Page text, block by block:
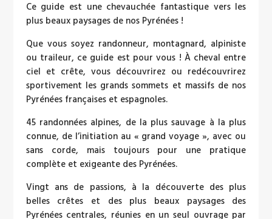
Ce guide est une chevauchée fantastique vers les
plus beaux paysages de nos Pyrénées !
Que vous soyez randonneur, montagnard, alpiniste
ou traileur, ce guide est pour vous ! À cheval entre
ciel et crête, vous découvrirez ou redécouvrirez
sportivement les grands sommets et massifs de nos
Pyrénées françaises et espagnoles.
45 randonnées alpines, de la plus sauvage à la plus
connue, de l’initiation au « grand voyage », avec ou
sans corde, mais toujours pour une pratique
complète et exigeante des Pyrénées.
Vingt ans de passions, à la découverte des plus
belles crêtes et des plus beaux paysages des
Pyrénées centrales, réunies en un seul ouvrage par